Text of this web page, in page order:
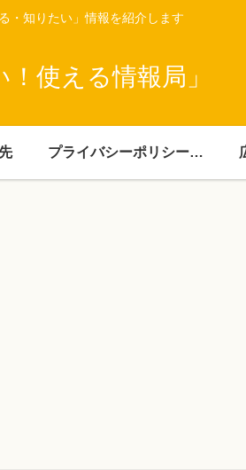
・知りたい」情報を紹介します
！使える情報局」
プライバシーポリシー・免責事項